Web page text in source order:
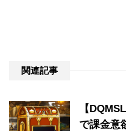
関連記事
【
で課金意